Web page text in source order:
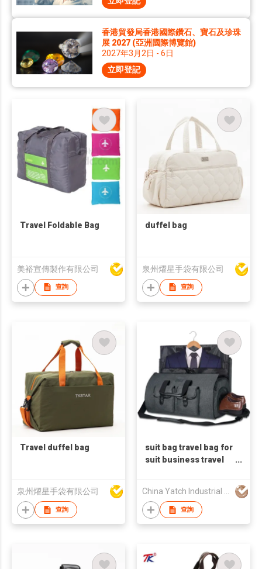
香港貿發局香港國際鑽石、寶石及珍珠
展 2027 (亞洲國際博覽館)
2027年3月2日 - 6日
立即登記
Travel Foldable Bag
美裕宣傳製作有限公司
查詢
duffel bag
泉州燿星手袋有限公司
查詢
Travel duffel bag
泉州燿星手袋有限公司
查詢
suit bag travel bag for
suit business travel
查詢